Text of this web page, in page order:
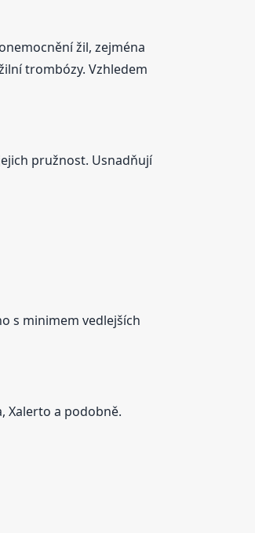
žil, zejména
trombózy. Vzhledem
pružnost. Usnadňují
s minimem vedlejších
Xalerto a podobně.